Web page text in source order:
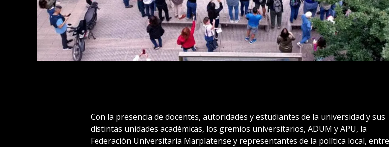
Con la presencia de docentes, autoridades y estudiantes de la universidad y sus
distintas unidades académicas, los gremios universitarios, ADUM y APU, la
Federación Universitaria Marplatense y representantes de la política local, entre